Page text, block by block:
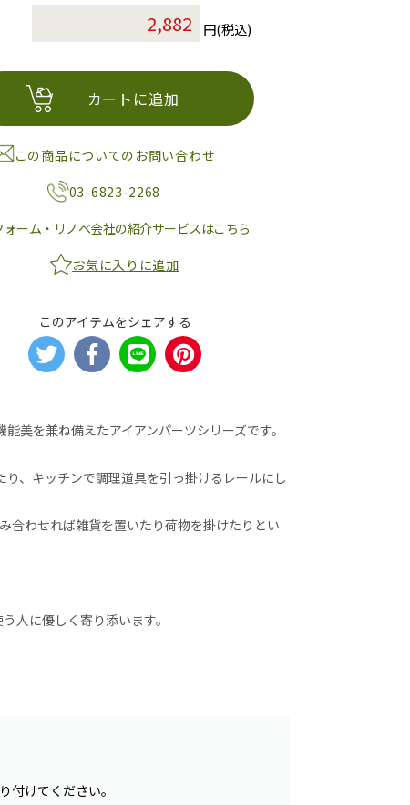
円(税込)
カートに追加
この商品についてのお問い合わせ
03-6823-2268
ォーム・リノベ会社の紹介サービスはこちら
お気に入りに追加
このアイテムをシェアする
美を兼ね備えたアイアンパーツシリーズです。
、キッチンで調理道具を引っ掛けるレールにし
合わせれば雑貨を置いたり荷物を掛けたりとい
人に優しく寄り添います。
付けてください。